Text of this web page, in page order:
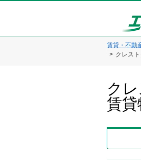
賃貸・不動
クレス
ク
賃